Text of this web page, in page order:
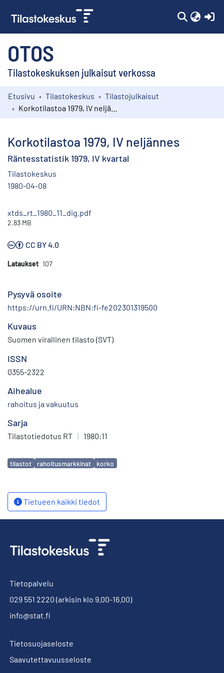
OTOS
Tilastokeskuksen julkaisut verkossa
Kokoelmat
Etusivu Tilastokeskus
Tilastojulkaisut
Korkotilastoa 1979, IV neljännes
Räntesstatistik 1979, IV kvartal
Tilastokeskus
1980-04-08
xtds_rt_1980_11_dig.pdf
2.83 MB
CC BY 4.0
Lataukset 107
Pysyvä osoite
https://urn.fi/URN:NBN:fi-fe202301319500
Kuvaus
Suomen virallinen tilasto (SVT)
ISSN
0355-2322
Aihealue
rahoitus ja vakuutus
Sarja
Tilastotiedotus RT | 1980:11
Avainsanat
tilastot rahoitusmarkkinat korko
Tietueen kaikki tiedot
Tietopalvelu
029 551 2220 (arkisin klo 9.00-16.00)
info@stat.fi
Tietosuojaseloste
Saavutettavuusseloste